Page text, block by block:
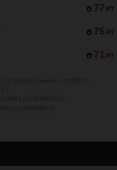
77 PT
75 PT
71 PT